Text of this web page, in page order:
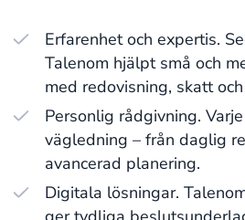
Erfarenhet och expertis.
Talenom hjälpt små och
med redovisning, skatt
Personlig rådgivning.
vägledning – från daglig
avancerad planering.
Digitala lösningar.